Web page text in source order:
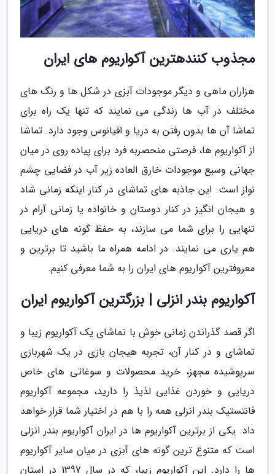
مجذوب کنندهترین آکواریوم های ایران
هزاران ماهی و دیگر موجودات آبزی در شکل ها و رنگ های
مختلف در آب ها زندگی می نمایند که تنها یک راه برای
تماشا آن ها بدون رفتن به دریا و اقیانوس وجود دارد. تماشا
از آکواریوم ها، فرصتی منحصربه فرد برای پیاده روی در میان
جهانی وسیع موجودات خارق العاده زیر آب در فضایی چشم
نواز است. این جاذبه های تماشای در کنار اینکه زمانی شاد
و هیجان انگیز در کنار دوستان و خانواده یا زمانی آرام در
تنهایی را برای شما می سازند، به حفظ گونه های دریایی
هم یاری می نمایند. در ادامه همراه ما باشید تا برترین و
معروفترین آکواریوم های ایران را به شما معرفی کنیم.
آکواریوم بندر انزلی | بزرگترین آکواریوم ایران
اگر قصد گذراندن زمانی خوش با تماشای یک آکواریوم زیبا و
تماشای و در کنار آن، تجربه هیجان بازی در یک شهربازی
سرپوشیده مجهز، خرید محصولات و سوغاتی های خاص
دریایی و خوردن غذایی لذیذ را دارید، مجموعه آکواریوم
فانتستیک بندر انزلی همه را با هم در اختیار شما قرار خواهد
داد. یکی از برترین آکواریوم ها در ایران آکواریوم بندر انزلی
است که متنوع ترین گونه های آبزی در میان سایر آکواریوم
ها را دارد. این آکواریوم زیبا، که در سال 1397 در استان